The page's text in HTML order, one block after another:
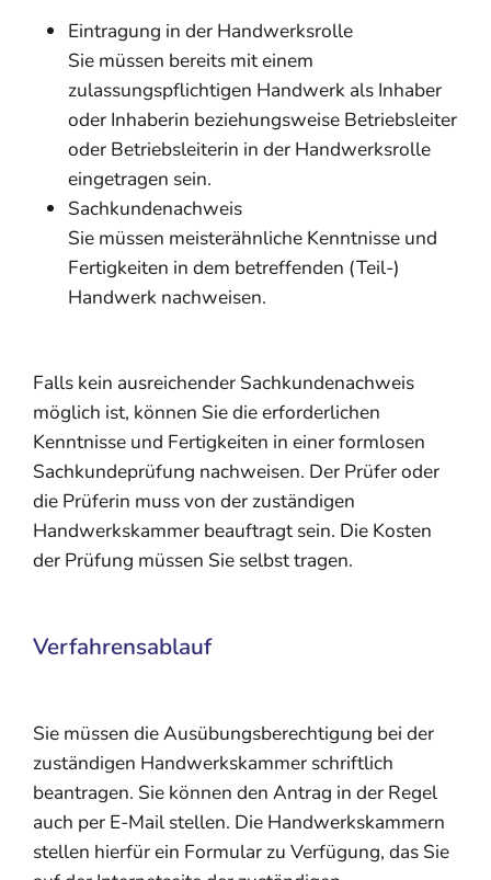
Eintragung in der Handwerksrolle
Sie müssen bereits mit einem
zulassungspflichtigen Handwerk als Inhaber
oder Inhaberin beziehungsweise Betriebsleiter
oder Betriebsleiterin in der Handwerksrolle
eingetragen sein.
Sachkundenachweis
Sie müssen meisterähnliche Kenntnisse und
Fertigkeiten in dem betreffenden (Teil-)
Handwerk nachweisen.
Falls kein ausreichender Sachkundenachweis
möglich ist, können Sie die erforderlichen
Kenntnisse und Fertigkeiten in einer formlosen
Sachkundeprüfung nachweisen. Der Prüfer oder
die Prüferin muss von der zuständigen
Handwerkskammer beauftragt sein. Die Kosten
der Prüfung müssen Sie selbst tragen.
Verfahrensablauf
Sie müssen die Ausübungsberechtigung bei der
zuständigen Handwerkskammer schriftlich
beantragen. Sie können den Antrag in der Regel
auch per E-Mail stellen. Die Handwerkskammern
stellen hierfür ein Formular zu Verfügung, das Sie